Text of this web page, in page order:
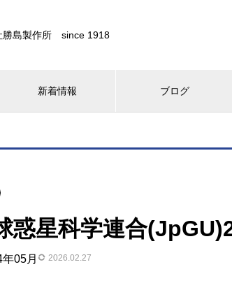
勝島製作所 since 1918
新着情報 ブログ
惑星科学連合
05月 2026.02.27